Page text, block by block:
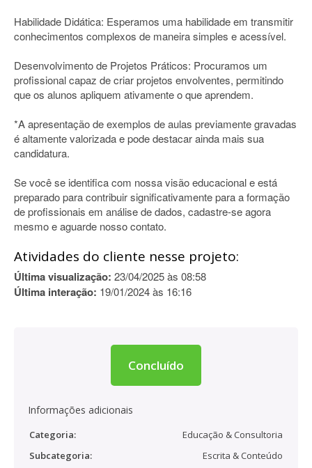
Habilidade Didática: Esperamos uma habilidade em transmitir
conhecimentos complexos de maneira simples e acessível.
Desenvolvimento de Projetos Práticos: Procuramos um
profissional capaz de criar projetos envolventes, permitindo
que os alunos apliquem ativamente o que aprendem.
*A apresentação de exemplos de aulas previamente gravadas
é altamente valorizada e pode destacar ainda mais sua
candidatura.
Se você se identifica com nossa visão educacional e está
preparado para contribuir significativamente para a formação
de profissionais em análise de dados, cadastre-se agora
mesmo e aguarde nosso contato.
Atividades do cliente nesse projeto:
Última visualização: 23/04/2025 às 08:58
Última interação: 19/01/2024 às 16:16
Concluído
Informações adicionais
Categoria:
Educação & Consultoria
Subcategoria:
Escrita & Conteúdo